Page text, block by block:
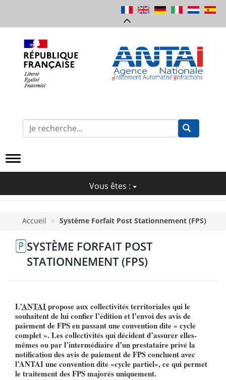
contenu
principal
Formulaire
de
Vous êtes :
Accueil Système Forfait Post Stationnement (FPS)
SYSTÈME FORFAIT POST
STATIONNEMENT (FPS)
L’ANTAIpropose aux collectivités territoriales qui le
souhaitent de lui confier l’édition et l’envoi des avis de
paiement de FPS en passant une convention dite « cycle
complet ». Les collectivités qui décident d’assurer elles-
mêmes ou par l’intermédiaire d’un prestataire privé la
notification des avis de paiement de FPS concluent avec
l’ANTAI une convention dite «cycle partiel», ce qui permet
le traitement des FPS majorés uniquement.